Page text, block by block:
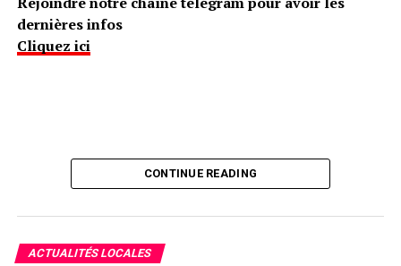
dernières infos
Cliquez ici
CONTINUE READING
ACTUALITÉS LOCALES